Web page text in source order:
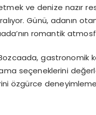
ve denize nazır
Günü, adanın
romantik
gastronomik
seçeneklerini
özgürce